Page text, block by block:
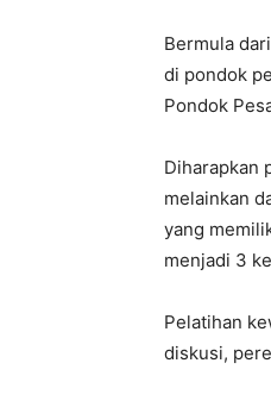
Bermula
di pondok
Pondok
Diharapkan
melainkan
yang
menjadi 3
Pelatihan
diskusi,